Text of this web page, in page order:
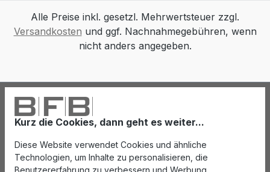
Kurz die Cookies, dann geht es weiter...
Diese Website verwendet Cookies und ähnliche
Technologien, um Inhalte zu personalisieren, die
Benutzererfahrung zu verbessern und Werbung
Alle Preise inkl. gesetzl. Mehrwertsteuer zzgl.
Versandkosten und ggf. Nachnahmegebühren, wenn
nicht anders angegeben.